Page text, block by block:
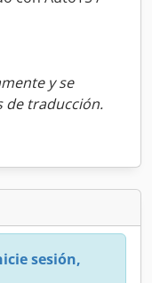
y se
de traducción.
sesión,